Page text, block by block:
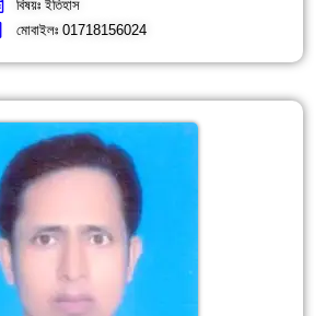
বিষয়ঃ ইতিহাস
মোবাইলঃ 01718156024